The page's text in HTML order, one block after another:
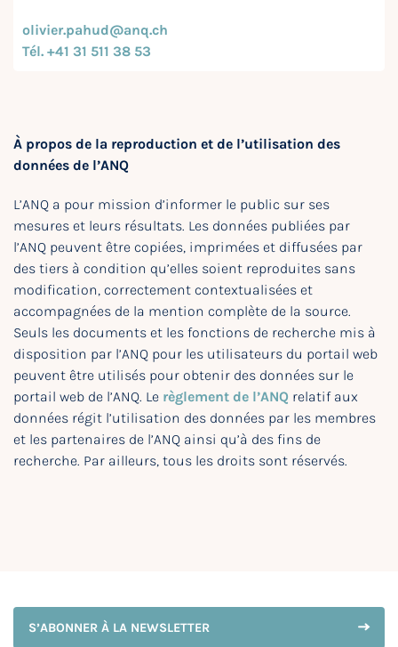
olivier.pahud@anq.ch
Tél. +41 31 511 38 53
À propos de la reproduction et de l’utilisation des
données de l’ANQ
L’ANQ a pour mission d’informer le public sur ses
mesures et leurs résultats. Les données publiées par
l’ANQ peuvent être copiées, imprimées et diffusées par
des tiers à condition qu’elles soient reproduites sans
modification, correctement contextualisées et
accompagnées de la mention complète de la source.
Seuls les documents et les fonctions de recherche mis à
disposition par l’ANQ pour les utilisateurs du portail web
peuvent être utilisés pour obtenir des données sur le
portail web de l’ANQ. Le règlement de l’ANQ relatif aux
données régit l’utilisation des données par les membres
et les partenaires de l’ANQ ainsi qu’à des fins de
recherche. Par ailleurs, tous les droits sont réservés.
S’ABONNER À LA NEWSLETTER